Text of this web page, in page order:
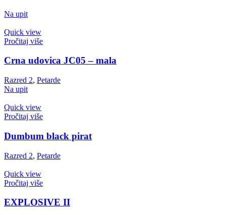
Na upit
Quick view
Pročitaj više
Crna udovica JC05 – mala
Razred 2, Petarde
Na upit
Quick view
Pročitaj više
Dumbum black pirat
Razred 2, Petarde
Quick view
Pročitaj više
EXPLOSIVE II